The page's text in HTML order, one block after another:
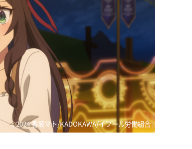
©2024 香坂マト/KADOKAWA/イフール労働組合